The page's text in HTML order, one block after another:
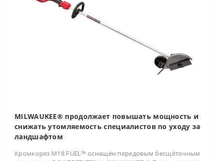
MILWAUKEE® продолжает повышать мощность и
снижать утомляемость специалистов по уходу за
ландшафтом
Кромкорез M18 FUEL™ оснащён передовым бесщёточным